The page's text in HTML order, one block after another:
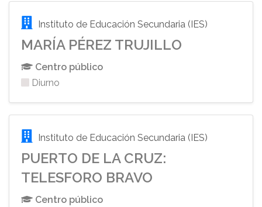
Instituto de Educación Secundaria (IES)
MARÍA PÉREZ TRUJILLO
Centro público
Diurno
Instituto de Educación Secundaria (IES)
PUERTO DE LA CRUZ:
TELESFORO BRAVO
Centro público